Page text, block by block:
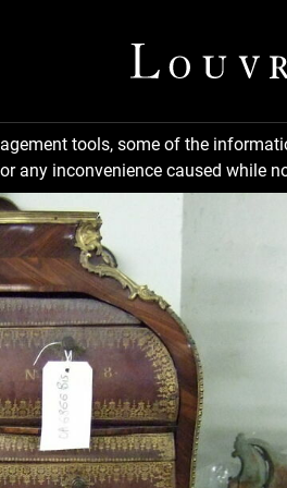
tools, some of the
any inconvenience caused while